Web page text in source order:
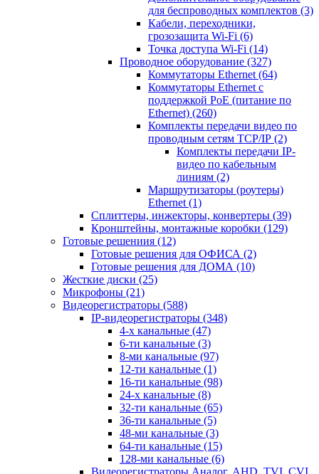
для беспроводных комплектов (3)
Кабели, переходники,
грозозащита Wi-Fi (6)
Точка доступа Wi-Fi (14)
Проводное оборудование (327)
Коммутаторы Ethernet (64)
Коммутаторы Ethernet с
поддержкой PoE (питание по
Ethernet) (260)
Комплекты передачи видео по
проводным сетям TCP/IP (2)
Комплекты передачи IP-
видео по кабельным
линиям (2)
Маршрутизаторы (роутеры)
Ethernet (1)
Сплиттеры, инжекторы, конвертеры (39)
Кронштейны, монтажные коробки (129)
Готовые решениия (12)
Готовые решения для ОФИСА (2)
Готовые решения для ДОМА (10)
Жесткие диски (25)
Микрофоны (21)
Видеорегистраторы (588)
IP-видеорегистраторы (348)
4-х канальные (47)
6-ти канальные (3)
8-ми канальные (97)
12-ти канальные (1)
16-ти канальные (98)
24-х канальные (8)
32-ти канальные (65)
36-ти канальные (5)
48-ми канальные (3)
64-ти канальные (15)
128-ми канальные (6)
Видеорегистраторы Аналог, AHD, TVI, CVI,